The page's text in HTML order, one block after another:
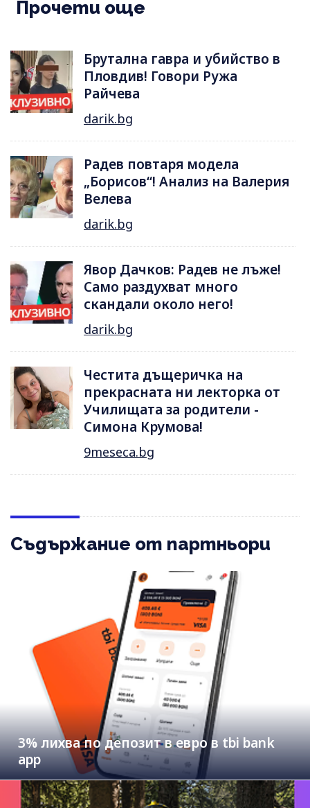
Прочети още
Брутална гавра и убийство в
Пловдив! Говори Ружа
Райчева
darik.bg
Радев повтаря модела
„Борисов“! Анализ на Валерия
Велева
darik.bg
Явор Дачков: Радев не лъже!
Само раздухват много
скандали около него!
darik.bg
Честита дъщеричка на
прекрасната ни лекторка от
Училищата за родители -
Симона Крумова!
9meseca.bg
Съдържание от партньори
3% лихва по депозит в евро в tbi bank
app